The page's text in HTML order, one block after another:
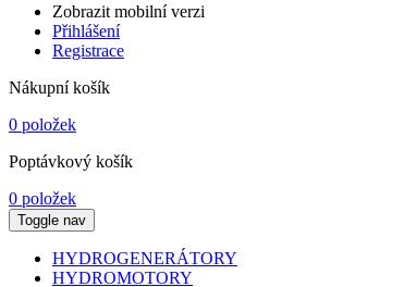
Zobrazit mobilní verzi
Přihlášení
Registrace
Nákupní košík
0 položek
Poptávkový košík
0 položek
Toggle nav
HYDROGENERÁTORY
HYDROMOTORY